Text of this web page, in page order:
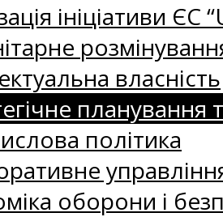
ініціативи ЄС
власність
політика
оборони і